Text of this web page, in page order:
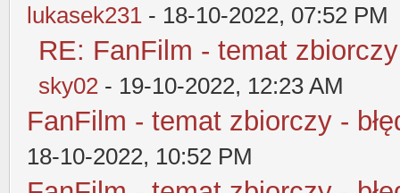
lukasek231 - 18-10-2022, 07:52 PM
RE: FanFilm - temat
sky02 - 19-10-2022, 12:23 AM
FanFilm - temat zbiorczy -
18-10-2022, 10:52 PM